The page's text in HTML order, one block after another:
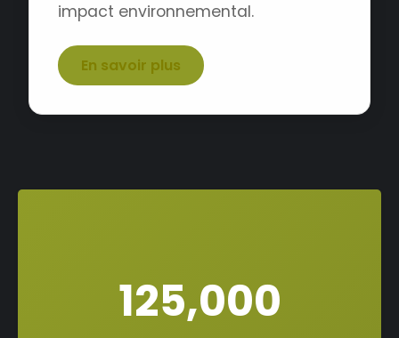
impact environnemental.
En savoir plus
125,000